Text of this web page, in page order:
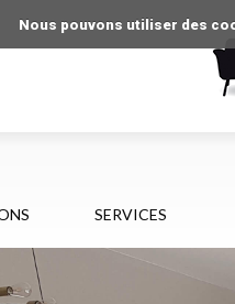
Nous pouvons utiliser des
SERVICES